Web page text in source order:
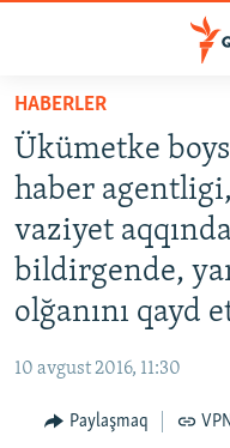
Esas
mündericege
qaytmaq
Baş
navigatsiyağa
qaytmaq
Qıdıruvğa
qaytmaq
HABERLER
SİYASET
İQTİSADİYAT
CEMİYET
MEDENİYET
VİDEO
SÜRET
HABERLER
Ükümetke
haber
vaziyet
bildirgende,
olğanını qayd
10 avgust 2016, 11:30
Paylaşmaq